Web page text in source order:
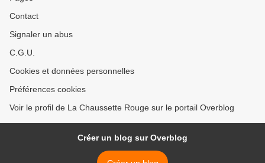
Contact
Signaler un abus
C.G.U.
Cookies et données personnelles
Préférences cookies
Voir le profil de La Chaussette Rouge sur le portail Overblog
Créer un blog sur Overblog